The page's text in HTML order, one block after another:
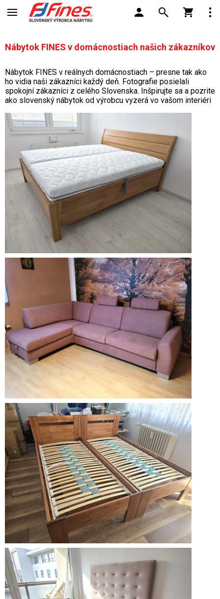
Nábytok FINES v domácnostiach našich zákazníkov
Nábytok FINES v reálnych domácnostiach – presne tak ako
ho vidia naši zákazníci každý deň. Fotografie posielali
spokojní zákazníci z celého Slovenska. Inšpirujte sa a pozrite
ako slovenský nábytok od výrobcu vyzerá vo vašom interiéri